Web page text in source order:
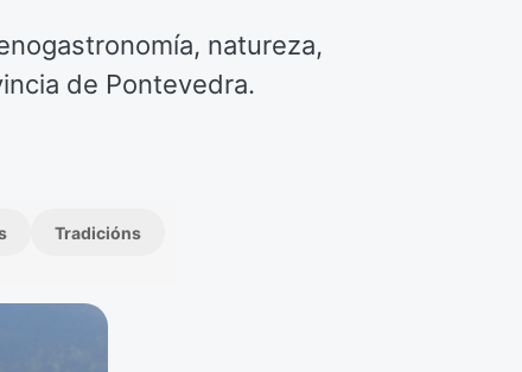
natureza,
de Pontevedra.
Tradicións